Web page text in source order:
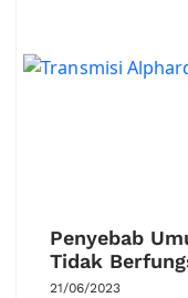
Penyebab
Tidak
21/06/2023